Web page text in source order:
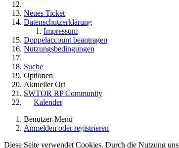
Neues Ticket
Datenschutzerklärung
Impressum
Doppelaccount beantragen
Nutzungsbedingungen
Suche
Optionen
Aktueller Ort
SWTOR RP Community
Kalender
Benutzer-Menü
Anmelden oder registrieren
Diese Seite verwendet Cookies. Durch die Nutzung